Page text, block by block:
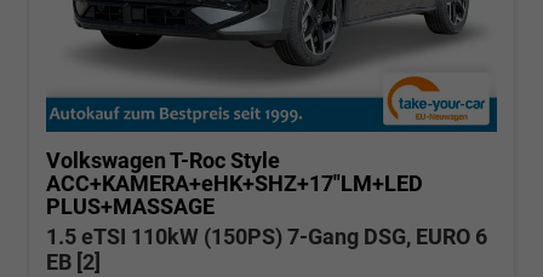
Volkswagen T-RocStyle
ACC+KAMERA+eHK+SHZ+17"LM+LED
PLUS+MASSAGE
1.5 eTSI 110kW (150PS) 7-Gang DSG, EURO 6
EB [2]